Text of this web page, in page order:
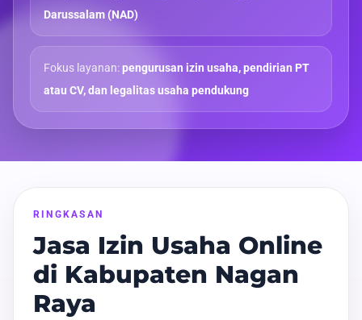
Darussalam (NAD)
Fokus layanan:pengurusan izin usaha, pendirian PT
atau CV, dan legalitas usaha pendukung
RINGKASAN
Jasa Izin Usaha Online
di Kabupaten Nagan
Raya